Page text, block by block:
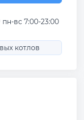
пн-вс 7:00-23:00
котлов